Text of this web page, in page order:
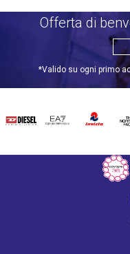
Offerta di
*Valido su ogni primo
DIESEL EA7 INVICTA